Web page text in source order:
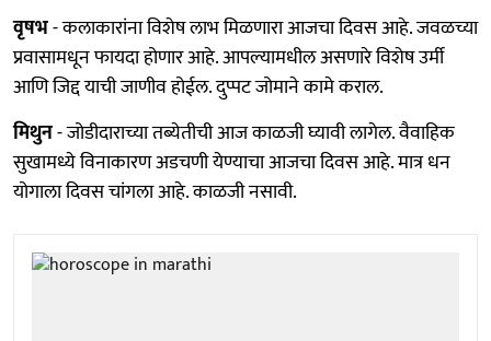
वृषभ- कलाकारांना विशेष लाभ मिळणारा आजचा दिवस आहे. जवळच्या
प्रवासामधून फायदा होणार आहे. आपल्यामधील असणारे विशेष उर्मी
आणि जिद्द याची जाणीव होईल. दुप्पट जोमाने कामे कराल.
मिथुन- जोडीदाराच्या तब्येतीची आज काळजी घ्यावी लागेल. वैवाहिक
सुखामध्ये विनाकारण अडचणी येण्याचा आजचा दिवस आहे. मात्र धन
योगाला दिवस चांगला आहे. काळजी नसावी.